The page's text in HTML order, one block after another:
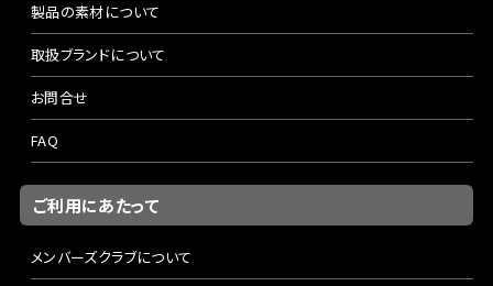
製品の素材について
取扱ブランドについて
お問合せ
FAQ
ご利用にあたって
メンバーズクラブについて